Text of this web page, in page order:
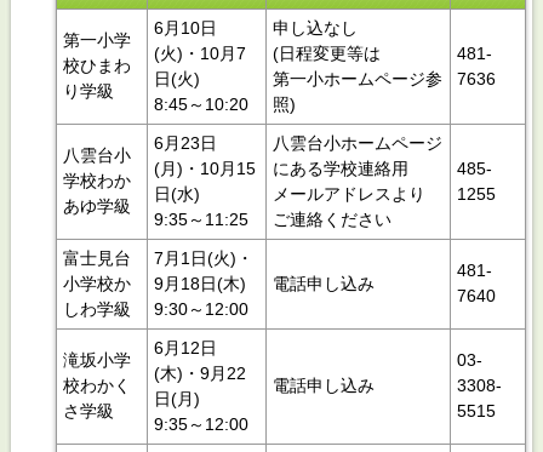
第一小学
校ひまわ
り学級
6月10日
(火)・10月7
日(火)
8:45～10:20
申し込なし
(日程変更等は
第一小ホームページ参
照)
481-
7636
八雲台小
学校わか
あゆ学級
6月23日
(月)・10月15
日(水)
9:35～11:25
八雲台小ホームページ
にある学校連絡用
メールアドレスより
ご連絡ください
485‐
1255
富士見台
小学校か
しわ学級
7月1日(火)・
9月18日(木)
9:30～12:00
電話申し込み
481-
7640
滝坂小学
校わかく
さ学級
6月12日
(木)・9月22
日(月)
9:35～12:00
電話申し込み
03‐
3308‐
5515